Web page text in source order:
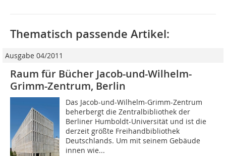
Thematisch passende Artikel:
Ausgabe 04/2011
Raum für Bücher Jacob-und-Wilhelm-
Grimm-Zentrum, Berlin
Das Jacob-und-Wilhelm-Grimm-Zentrum
beherbergt die Zentralbibliothek der
Berliner Humboldt-Universität und ist die
derzeit größte Freihandbibliothek
Deutschlands. Um mit seinem Gebäude
innen wie...